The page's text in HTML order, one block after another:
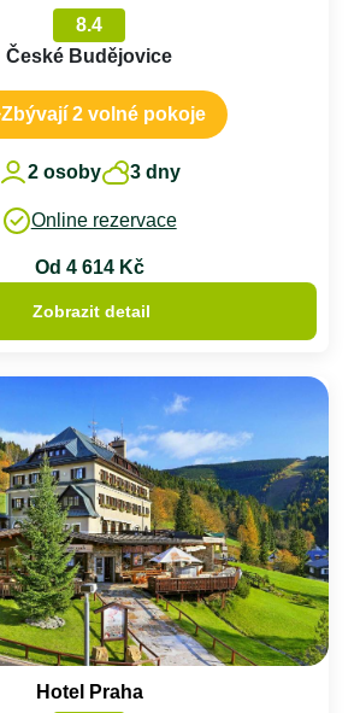
8.4
České Budějovice
Zbývají 2 volné pokoje
2 osoby 3 dny
Online rezervace
Od 4 614 Kč
Zobrazit detail
Hotel Praha